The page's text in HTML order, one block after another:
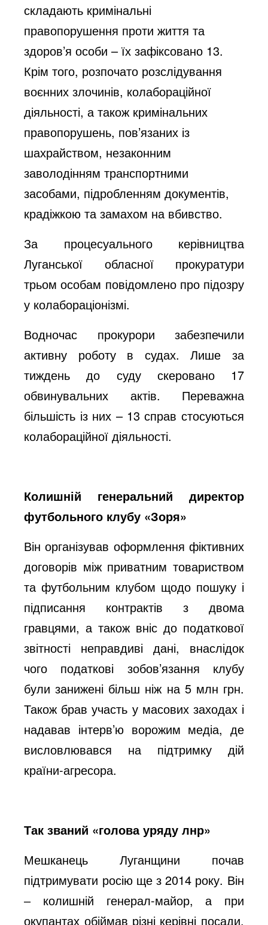
складають кримінальні
правопорушення проти життя та
здоров’я особи – їх зафіксовано 13.
Крім того, розпочато розслідування
воєнних злочинів, колабораційної
діяльності, а також кримінальних
правопорушень, пов’язаних із
шахрайством, незаконним
заволодінням транспортними
засобами, підробленням документів,
крадіжкою та замахом на вбивство.
За процесуального керівництва
Луганської обласної прокуратури
трьом особам повідомлено про підозру
у колабораціонізмі.
Водночас прокурори забезпечили
активну роботу в судах. Лише за
тиждень до суду скеровано 17
обвинувальних актів. Переважна
більшість із них – 13 справ стосуються
колабораційної діяльності.
Колишній генеральний директор
футбольного клубу «Зоря»
Він організував оформлення фіктивних
договорів між приватним товариством
та футбольним клубом щодо пошуку і
підписання контрактів з двома
гравцями, а також вніс до податкової
звітності неправдиві дані, внаслідок
чого податкові зобов’язання клубу
були занижені більш ніж на 5 млн грн.
Також брав участь у масових заходах і
надавав інтерв’ю ворожим медіа, де
висловлювався на підтримку дій
країни-агресора.
Так званий «голова уряду лнр»
Мешканець Луганщини почав
підтримувати росію ще з 2014 року. Він
‒ колишній генерал-майор, а при
окупантах обіймав різні керівні посади.